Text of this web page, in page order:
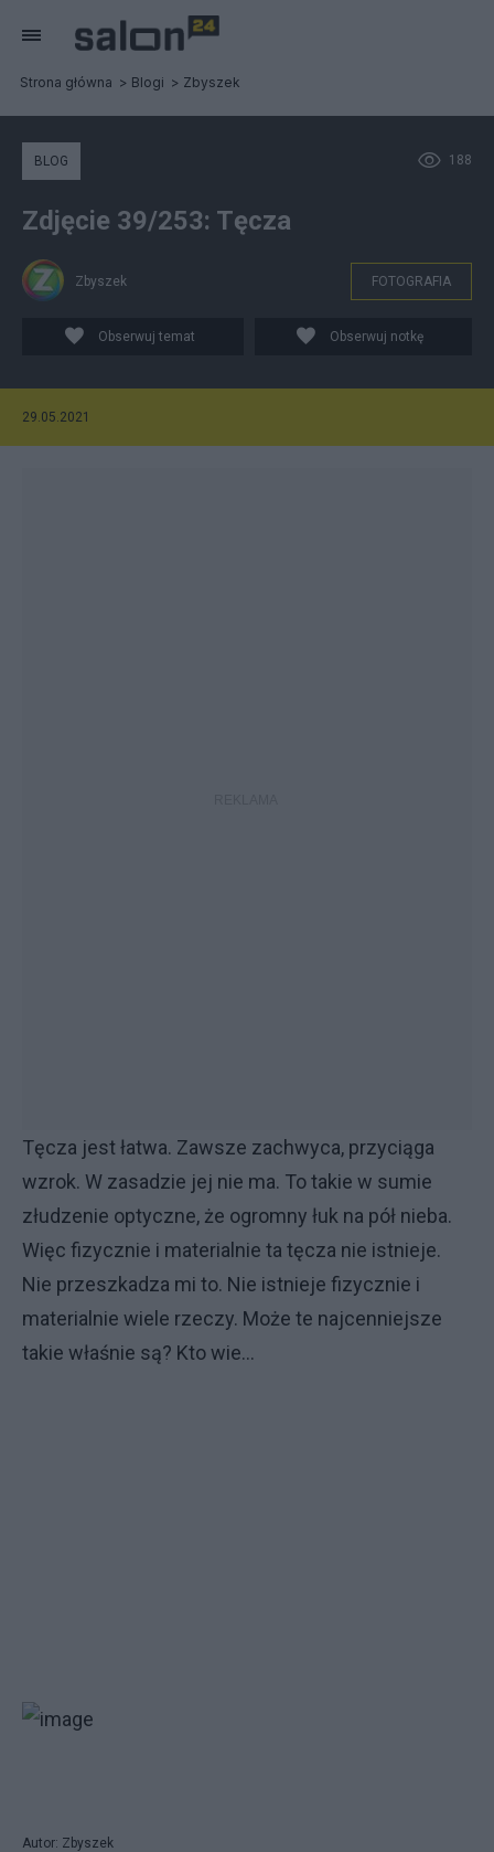
Strona główna Blogi Zbyszek
188
BLOG
Zdjęcie 39/253: Tęcza
Zbyszek FOTOGRAFIA
Obserwuj temat Obserwuj notkę
29.05.2021
Tęcza jest łatwa. Zawsze zachwyca, przyciąga
wzrok. W zasadzie jej nie ma. To takie w sumie
złudzenie optyczne, że ogromny łuk na pół nieba.
Więc fizycznie i materialnie ta tęcza nie istnieje.
Nie przeszkadza mi to. Nie istnieje fizycznie i
materialnie wiele rzeczy. Może te najcenniejsze
takie właśnie są? Kto wie…
Autor: Zbyszek